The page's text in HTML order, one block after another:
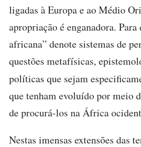
ligadas à Europa e ao Médio
apropriação é enganadora.
africana” denote sistemas de
questões metafísicas,
políticas que sejam
que tenham evoluído por meio
de procurá-los na África
Nestas imensas extensões das